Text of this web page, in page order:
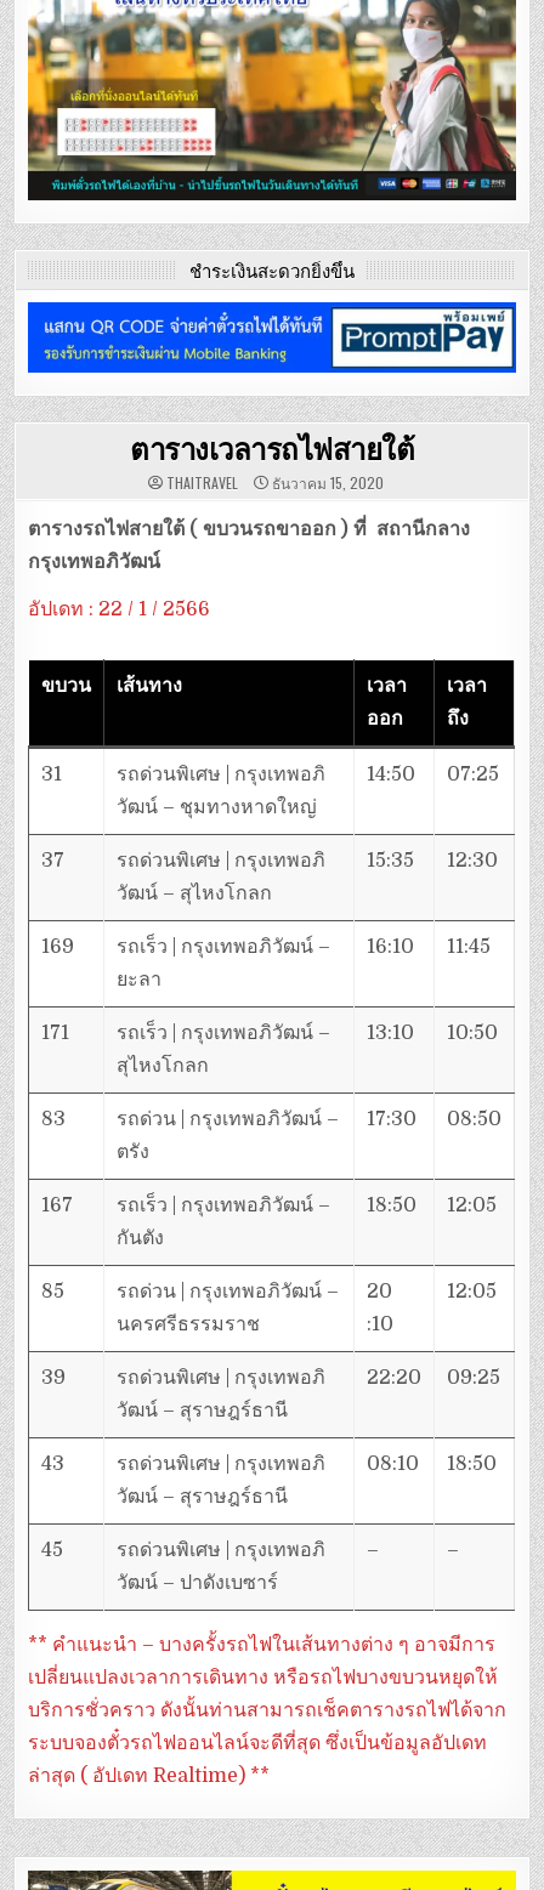
ชำระเงินสะดวกยิ่งขึ้น
ตารางเวลารถไฟสายใต้
THAITRAVEL ธันวาคม 15, 2020
ตารางรถไฟสายใต้ ( ขบวนรถขาออก ) ที่ สถานีกลาง
กรุงเทพอภิวัฒน์
อัปเดท : 22 / 1 / 2566
ขบวน เส้นทาง
เวลา
ออก
เวลา
ถึง
31
รถด่วนพิเศษ | กรุงเทพอภิ
วัฒน์ – ชุมทางหาดใหญ่
14:50 07:25
37
รถด่วนพิเศษ | กรุงเทพอภิ
วัฒน์ – สุไหงโกลก
15:35 12:30
169
รถเร็ว | กรุงเทพอภิวัฒน์ –
ยะลา
16:10 11:45
171
รถเร็ว | กรุงเทพอภิวัฒน์ –
สุไหงโกลก
13:10 10:50
83
รถด่วน | กรุงเทพอภิวัฒน์ –
ตรัง
17:30 08:50
167
รถเร็ว | กรุงเทพอภิวัฒน์ –
กันตัง
18:50 12:05
85
รถด่วน | กรุงเทพอภิวัฒน์ –
นครศรีธรรมราช
20
:10
12:05
39
รถด่วนพิเศษ | กรุงเทพอภิ
วัฒน์ – สุราษฎร์ธานี
22:20 09:25
43
รถด่วนพิเศษ | กรุงเทพอภิ
วัฒน์ – สุราษฎร์ธานี
08:10 18:50
45
รถด่วนพิเศษ | กรุงเทพอภิ
วัฒน์ – ปาดังเบซาร์
– –
** คำแนะนำ – บางครั้งรถไฟในเส้นทางต่าง ๆ อาจมีการ
เปลี่ยนแปลงเวลาการเดินทาง หรือรถไฟบางขบวนหยุดให้
บริการชั่วคราว ดังนั้นท่านสามารถเช็คตารางรถไฟได้จาก
ระบบจองตั๋วรถไฟออนไลน์จะดีที่สุด ซึ่งเป็นข้อมูลอัปเดท
ล่าสุด ( อัปเดท Realtime) **